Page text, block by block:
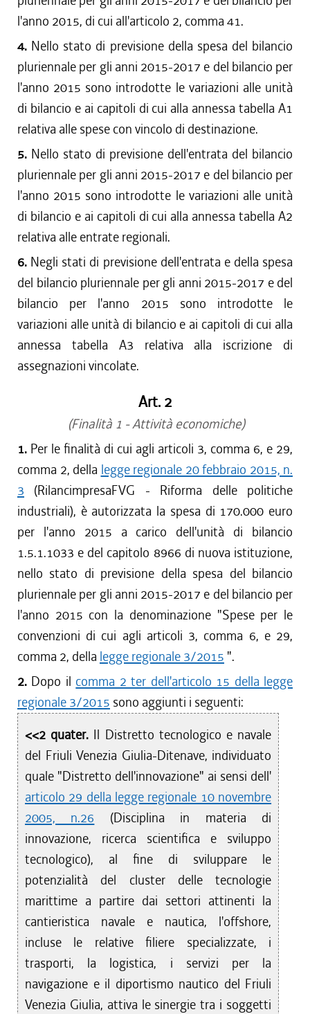
l'anno 2015, di cui all'articolo 2, comma 41.
4. Nello stato di previsione della spesa del bilancio
pluriennale per gli anni 2015-2017 e del bilancio per
l'anno 2015 sono introdotte le variazioni alle unità
di bilancio e ai capitoli di cui alla annessa tabella A1
relativa alle spese con vincolo di destinazione.
5. Nello stato di previsione dell'entrata del bilancio
pluriennale per gli anni 2015-2017 e del bilancio per
l'anno 2015 sono introdotte le variazioni alle unità
di bilancio e ai capitoli di cui alla annessa tabella A2
relativa alle entrate regionali.
6. Negli stati di previsione dell'entrata e della spesa
del bilancio pluriennale per gli anni 2015-2017 e del
bilancio per l'anno 2015 sono introdotte le
variazioni alle unità di bilancio e ai capitoli di cui alla
annessa tabella A3 relativa alla iscrizione di
assegnazioni vincolate.
Art. 2
(Finalità 1 - Attività economiche)
1. Per le finalità di cui agli articoli 3, comma 6, e 29,
comma 2, della legge regionale 20 febbraio 2015, n.
3 (RilancimpresaFVG - Riforma delle politiche
industriali), è autorizzata la spesa di 170.000 euro
per l'anno 2015 a carico dell'unità di bilancio
1.5.1.1033 e del capitolo 8966 di nuova istituzione,
nello stato di previsione della spesa del bilancio
pluriennale per gli anni 2015-2017 e del bilancio per
l'anno 2015 con la denominazione "Spese per le
convenzioni di cui agli articoli 3, comma 6, e 29,
comma 2, della legge regionale 3/2015 ".
2. Dopo il comma 2 ter dell'articolo 15 della legge
regionale 3/2015 sono aggiunti i seguenti:
<<2 quater. Il Distretto tecnologico e navale
del Friuli Venezia Giulia-Ditenave, individuato
quale "Distretto dell'innovazione" ai sensi dell'
articolo 29 della legge regionale 10 novembre
2005, n.26 (Disciplina in materia di
innovazione, ricerca scientifica e sviluppo
tecnologico), al fine di sviluppare le
potenzialità del cluster delle tecnologie
marittime a partire dai settori attinenti la
cantieristica navale e nautica, l'offshore,
incluse le relative filiere specializzate, i
trasporti, la logistica, i servizi per la
navigazione e il diportismo nautico del Friuli
Venezia Giulia, attiva le sinergie tra i soggetti